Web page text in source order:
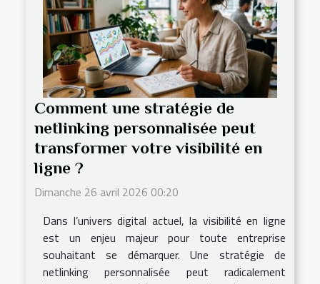
Comment une stratégie de
netlinking personnalisée peut
transformer votre visibilité en
ligne ?
Dimanche 26 avril 2026 00:20
Dans l’univers digital actuel, la visibilité en ligne
est un enjeu majeur pour toute entreprise
souhaitant se démarquer. Une stratégie de
netlinking personnalisée peut radicalement